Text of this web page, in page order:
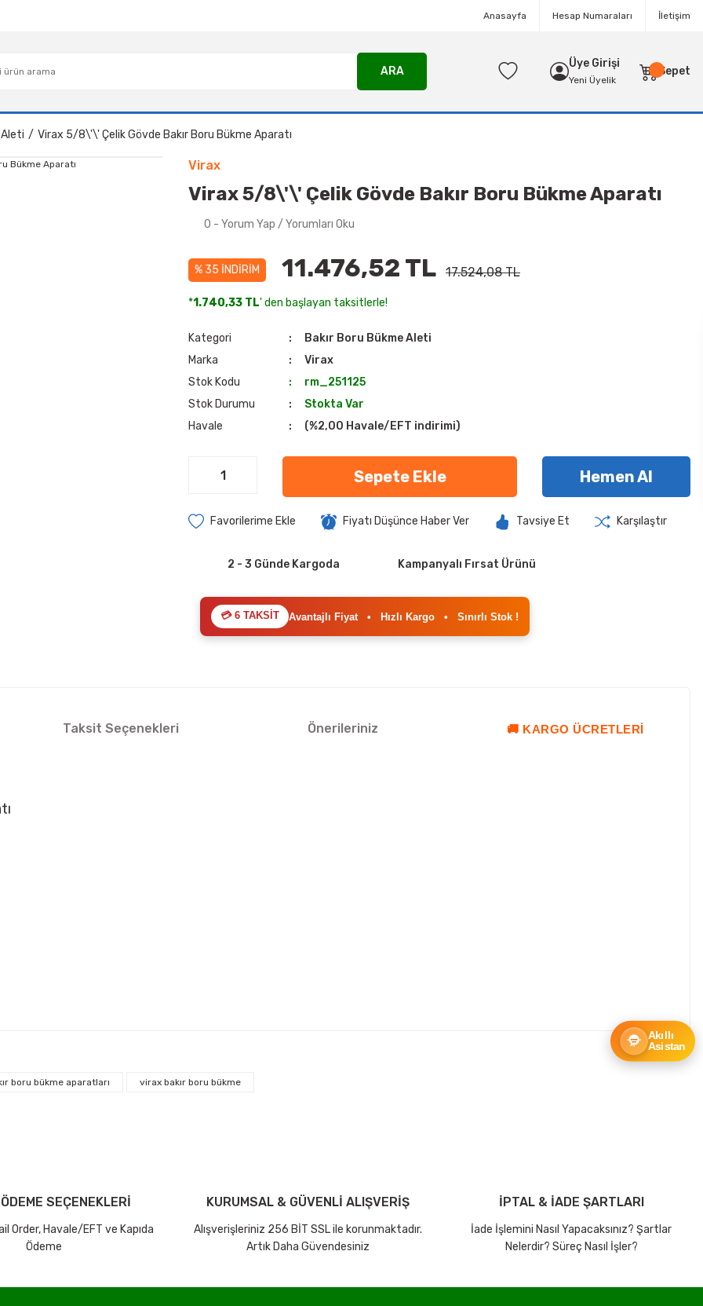
Anasayfa Hesap Numaraları İletişim
ARA
Üye Girişi
Yeni Üyelik
Sepet
Aleti Virax 5/8\'\' Çelik Gövde Bakır Boru Bükme Aparatı
Virax
Virax 5/8\'\' Çelik Gövde Bakır Boru Bükme Aparatı
0 - Yorum Yap / Yorumları Oku
% 35 İNDİRİM 11.476,52 TL 17.524,08 TL
*1.740,33 TL' den başlayan taksitlerle!
Kategori
Bakır Boru Bükme Aleti
Marka
Virax
Stok Kodu
rm_251125
Stok Durumu
Stokta Var
Havale
(%2,00 Havale/EFT indirimi)
Sepete Ekle Hemen Al
Fiyatı Düşünce Haber Ver Tavsiye Et Karşılaştır
2 - 3 Günde Kargoda Kampanyalı Fırsat Ürünü
💳 6 TAKSİT Avantajlı Fiyat • Hızlı Kargo • Sınırlı Stok !
Taksit Seçenekleri Önerileriniz 🚚 KARGO ÜCRETLERI
Bu ürüne ilk yorumu siz yapın!
boru bükme aparatları virax bakır boru bükme
SEÇENEKLERİ
Order, Havale/EFT ve Kapıda
Ödeme
KURUMSAL & GÜVENLİ ALIŞVERİŞ
Alışverişleriniz 256 BİT SSL ile korunmaktadır.
Artık Daha Güvendesiniz
İPTAL & İADE ŞARTLARI
İade İşlemini Nasıl Yapacaksınız? Şartlar
Nelerdir? Süreç Nasıl İşler?
Akıllı
Asistan